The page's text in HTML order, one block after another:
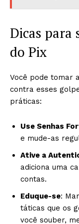
Dicas para
do Pix
Você pode tomar
contra esses
práticas:
Use Senhas
e mude-as
Ative a
adiciona uma
contas.
Eduque-se:
táticas que os
você souber,